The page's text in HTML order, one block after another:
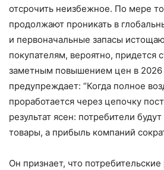
отсрочить неизбежное. По мере
продолжают проникать в
и первоначальные запасы
покупателям, вероятно, придется
заметным повышением цен в 2026
предупреждает: “Когда полное
проработается через цепочку
результат ясен: потребители
товары, а прибыль компаний
Он признает, что